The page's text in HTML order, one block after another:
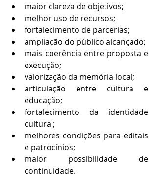
maior clareza de objetivos;
melhor uso de recursos;
fortalecimento de parcerias;
ampliação do público alcançado;
mais coerência entre proposta e
execução;
valorização da memória local;
articulação entre cultura e
educação;
fortalecimento da identidade
cultural;
melhores condições para editais
e patrocínios;
maior possibilidade de
continuidade.